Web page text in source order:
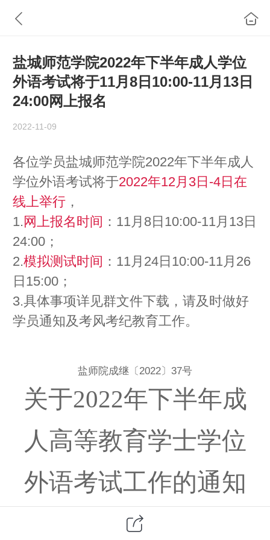
盐城师范学院2022年下半年成人学位
外语考试将于11月8日10:00-11月13日
24:00网上报名
2022-11-09
各位学员盐城师范学院2022年下半年成人
学位外语考试将于2022年12月3日-4日在
线上举行 ，
1. 网上报名时间 ：11月8日10:00-11月13日
24:00；
2.模拟测试时间 ：11月24日10:00-11月26
日15:00；
3.具体事项详见群文件下载，请及时做好
学员通知及考风考纪教育工作。
盐师院成继 〔 2022 〕 37号
关于2022年下半年成
人高等教育学士学位
外语考试工作的通知
各二级学院（函授站点）：